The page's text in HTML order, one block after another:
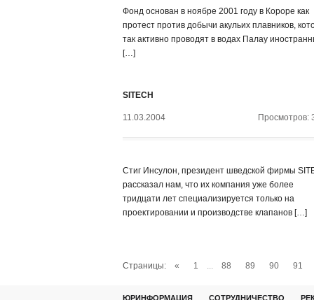
Фонд основан в ноябре 2001 году в Короре как
протест против добычи акульих плавников,
так активно проводят в водах Палау
[…]
SITECH
11.03.2004 Просмотров:
Стиг Инсулон, президент шведской фирмы
рассказал нам, что их компания уже более
тридцати лет специализируется только на
проектировании и производстве клапанов […]
Страницы: « 1 ... 88 89 90 91
ЮРИНФОРМАЦИЯ СОТРУДНИЧЕСТВО